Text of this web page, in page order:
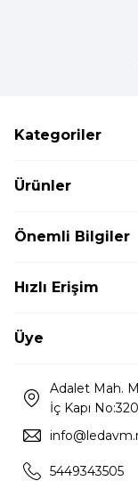
Kategoriler
Ürünler
Önemli Bilgiler
Hızlı Erişim
Üye
Adalet Mah.
İç Kapı
5449343505